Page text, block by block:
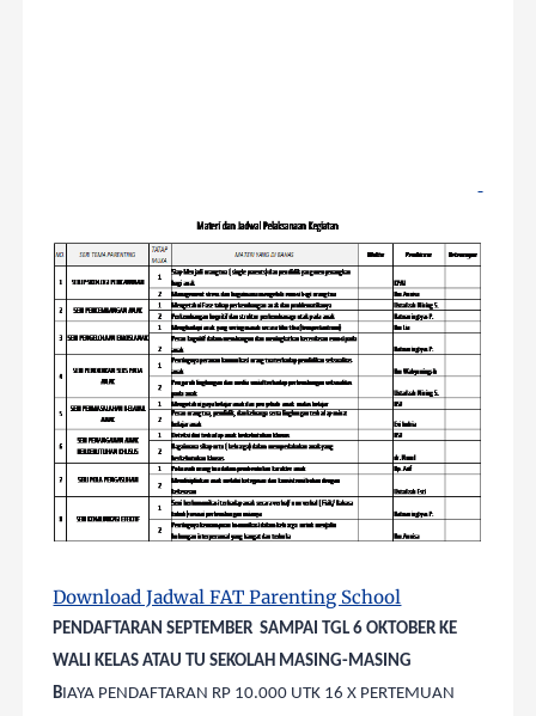
Download Jadwal FAT Parenting School
PENDAFTARAN SEPTEMBER SAMPAI TGL 6 OKTOBER KE
WALI KELAS ATAU TU SEKOLAH MASING-MASING
BIAYA PENDAFTARAN RP 10.000 UTK 16 X PERTEMUAN